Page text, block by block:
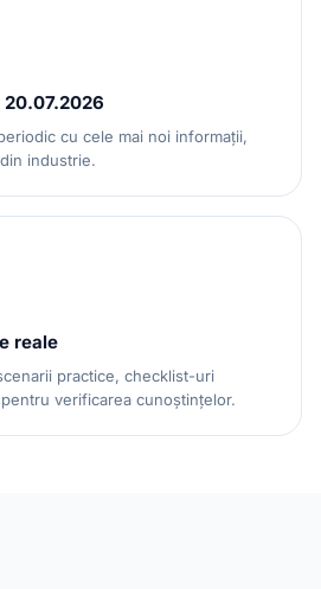
cu cele mai noi informații,
industrie.
reale
practice, checklist-uri
verificarea cunoștințelor.